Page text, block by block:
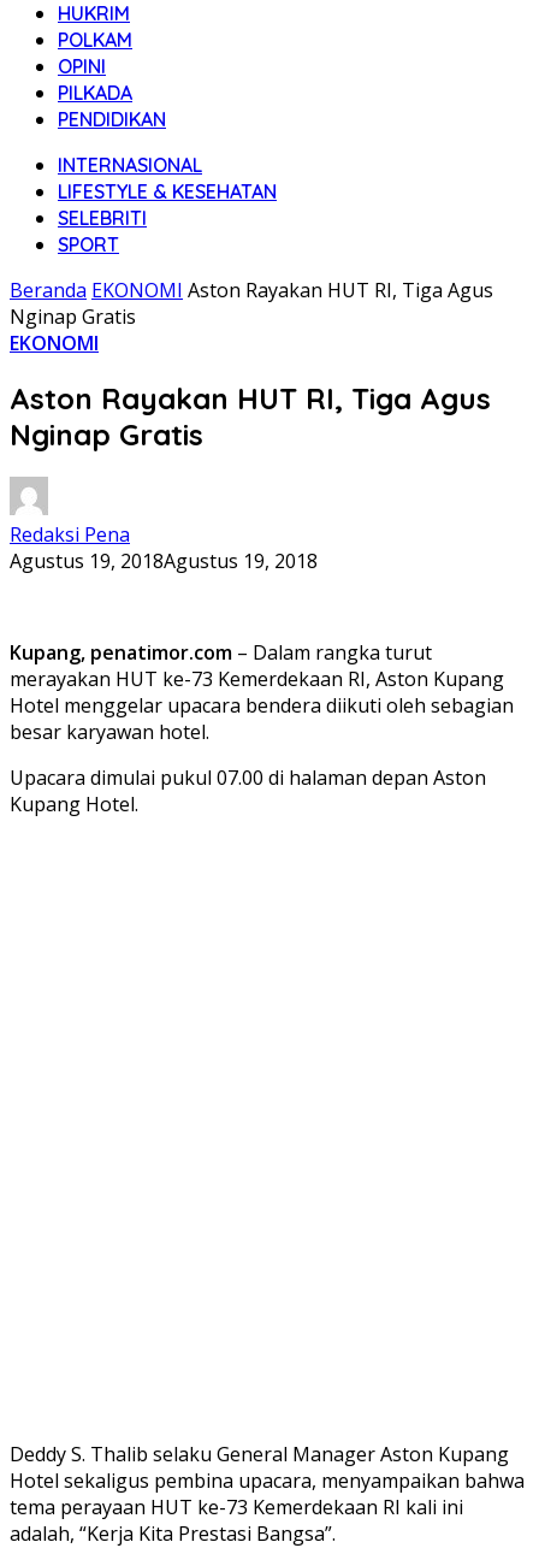
HUKRIM
POLKAM
OPINI
PILKADA
PENDIDIKAN
INTERNASIONAL
LIFESTYLE & KESEHATAN
SELEBRITI
SPORT
Beranda EKONOMI Aston Rayakan HUT RI, Tiga Agus
Nginap Gratis
EKONOMI
Aston Rayakan HUT RI, Tiga Agus
Nginap Gratis
Redaksi Pena
Agustus 19, 2018Agustus 19, 2018
Kupang, penatimor.com – Dalam rangka turut
merayakan HUT ke-73 Kemerdekaan RI, Aston Kupang
Hotel menggelar upacara bendera diikuti oleh sebagian
besar karyawan hotel.
Upacara dimulai pukul 07.00 di halaman depan Aston
Kupang Hotel.
Deddy S. Thalib selaku General Manager Aston Kupang
Hotel sekaligus pembina upacara, menyampaikan bahwa
tema perayaan HUT ke-73 Kemerdekaan RI kali ini
adalah, “Kerja Kita Prestasi Bangsa”.